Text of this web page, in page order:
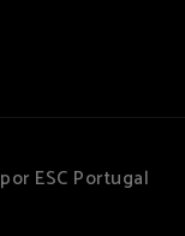
ESC Portugal